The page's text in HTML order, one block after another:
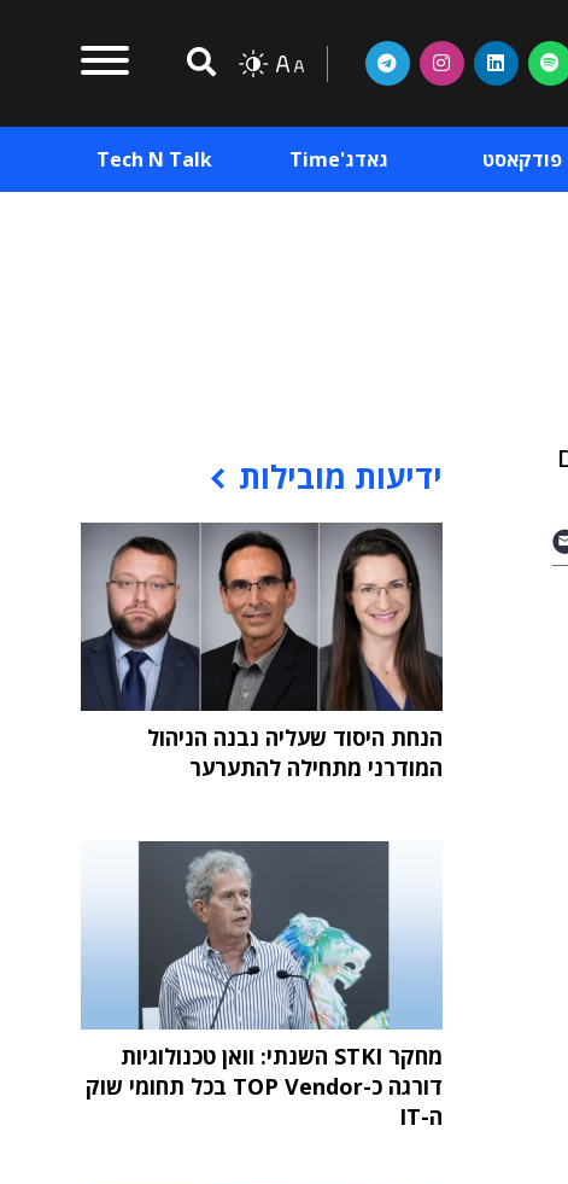
פודקאסט גאדג'Time Tech N Talk
ידיעות מובילות
הנחת היסוד שעליה נבנה הניהול
המודרני מתחילה להתערער
מחקר STKI השנתי: וואן טכנולוגיות
דורגה כ-TOP Vendor בכל תחומי שוק
ה-IT